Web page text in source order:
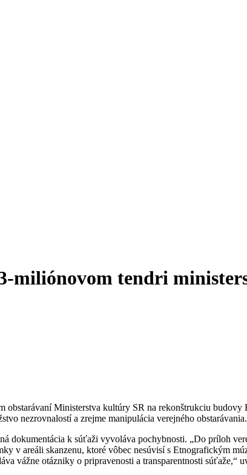
miliónovom tendri
Ministerstva kultúry SR na rekonštrukciu
nezrovnalostí a zrejme manipulácia verejného obstarávania.
dokumentácia k súťaži vyvoláva pochybnosti. „Do príloh
v areáli skanzenu, ktoré vôbec nesúvisí s Etnografickým
vážne otázniky o pripravenosti a transparentnosti súťaže,“